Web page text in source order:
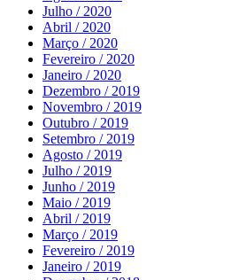
Julho / 2020
Abril / 2020
Março / 2020
Fevereiro / 2020
Janeiro / 2020
Dezembro / 2019
Novembro / 2019
Outubro / 2019
Setembro / 2019
Agosto / 2019
Julho / 2019
Junho / 2019
Maio / 2019
Abril / 2019
Março / 2019
Fevereiro / 2019
Janeiro / 2019